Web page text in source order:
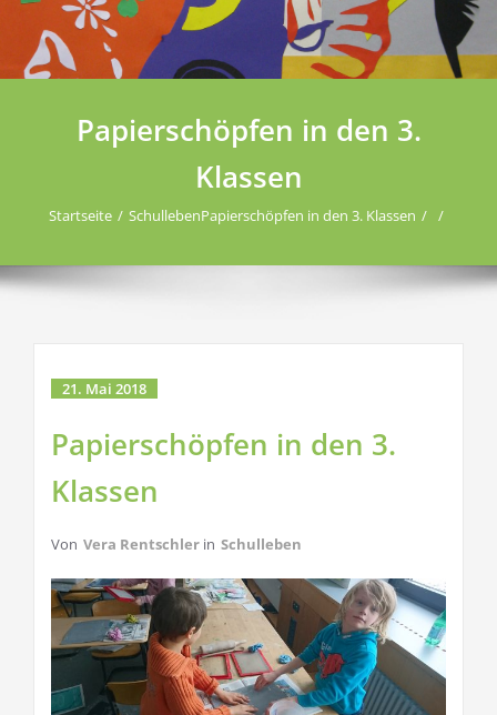
Papierschöpfen in den 3.
Klassen
Startseite SchullebenPapierschöpfen in den 3. Klassen
21. Mai 2018
Papierschöpfen in den 3.
Klassen
Von Vera Rentschler in Schulleben